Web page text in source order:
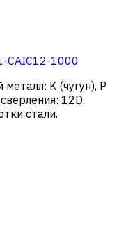
CAIC12-1000
металл: K (чугун), Р
: 12D.
стали.